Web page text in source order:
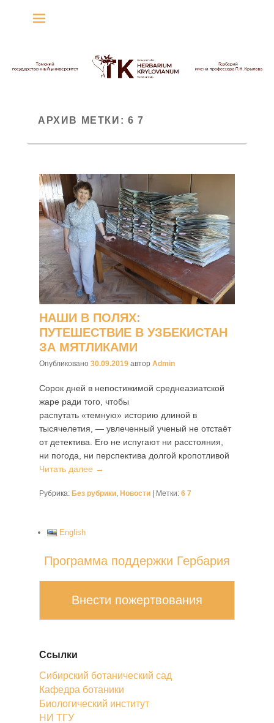
АРХИВ МЕТКИ: 6 7
НАШИ В ПОЛЯХ:
ПУТЕШЕСТВИЕ В УЗБЕКИСТАН
ЗА МЯТЛИКАМИ
Опубликовано 30.09.2019 автор Admin
Сорок дней в непостижимой среднеазиатской
жаре ради того, чтобы
распутать «темную» историю длиной в
тысячелетия, — увлеченный ученый не отстаёт
от детектива. Его не испугают ни расстояния,
ни погода, ни перспектива долгой кропотливой
Читать далее →
Рубрика: Без рубрики, Новости Метки: 6 7
English
Программа поддержки Гербария
Внести пожертвования
Ссылки
Сибирский ботанический сад
Кафедра ботаники
Биологический институт
НИ ТГУ